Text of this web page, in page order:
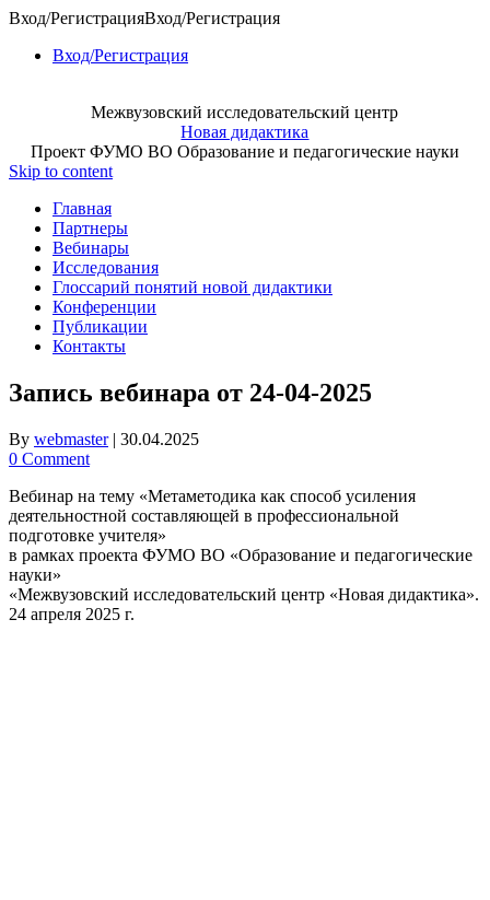
Вход/РегистрацияВход/Регистрация
Вход/Регистрация
Межвузовский исследовательский центр
Новая дидактика
Проект ФУМО ВО Образование и педагогические науки
Skip to content
Главная
Партнеры
Вебинары
Исследования
Глоссарий понятий новой дидактики
Конференции
Публикации
Контакты
Запись вебинара от 24-04-2025
By webmaster | 30.04.2025
0 Comment
Вебинар на тему «Метаметодика как способ усиления
деятельностной составляющей в профессиональной
подготовке учителя»
в рамках проекта ФУМО ВО «Образование и педагогические
науки»
«Межвузовский исследовательский центр «Новая дидактика».
24 апреля 2025 г.